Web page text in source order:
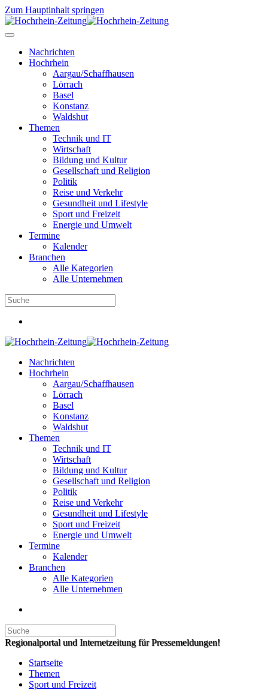
Zum Hauptinhalt springen
Nachrichten
Hochrhein
Aargau/Schaffhausen
Lörrach
Basel
Konstanz
Waldshut
Themen
Technik und IT
Wirtschaft
Bildung und Kultur
Gesellschaft und Religion
Politik
Reise und Verkehr
Gesundheit und Lifestyle
Sport und Freizeit
Energie und Umwelt
Termine
Kalender
Branchen
Alle Kategorien
Alle Unternehmen
Nachrichten
Hochrhein
Aargau/Schaffhausen
Lörrach
Basel
Konstanz
Waldshut
Themen
Technik und IT
Wirtschaft
Bildung und Kultur
Gesellschaft und Religion
Politik
Reise und Verkehr
Gesundheit und Lifestyle
Sport und Freizeit
Energie und Umwelt
Termine
Kalender
Branchen
Alle Kategorien
Alle Unternehmen
Regionalportal und Internetzeitung für Pressemeldungen!
Startseite
Themen
Sport und Freizeit